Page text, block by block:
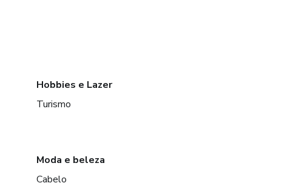
Hobbies e Lazer
Turismo
Moda e beleza
Cabelo